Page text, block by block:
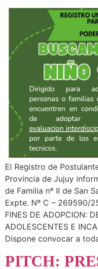
El Registro de
Provincia de Jujuy
de Familia nº II de San
Expte. Nº C – 269590/
FINES DE ADOPCION:
ADOLESCENTES E
Dispone convocar a
PITCH: